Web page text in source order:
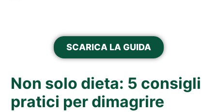
SCARICA LA GUIDA
Non solo dieta: 5 consigli
pratici per dimagrire